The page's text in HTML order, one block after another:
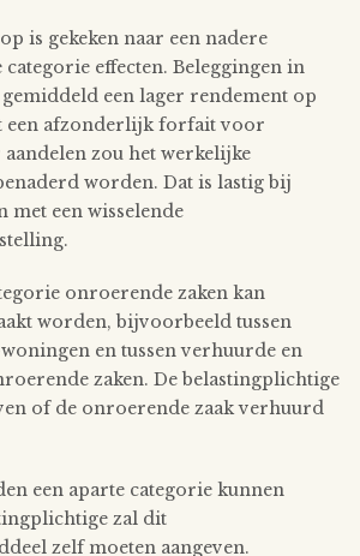
is gekeken naar een nadere
effecten. Beleggingen in
een lager rendement op
een afzonderlijk forfait voor
zou het werkelijke
worden. Dat is lastig bij
met een wisselende
onroerende zaken kan
worden, bijvoorbeeld tussen
en tussen verhuurde en
zaken. De belastingplichtige
of de onroerende zaak verhuurd
een aparte categorie kunnen
zal dit
zelf moeten aangeven.